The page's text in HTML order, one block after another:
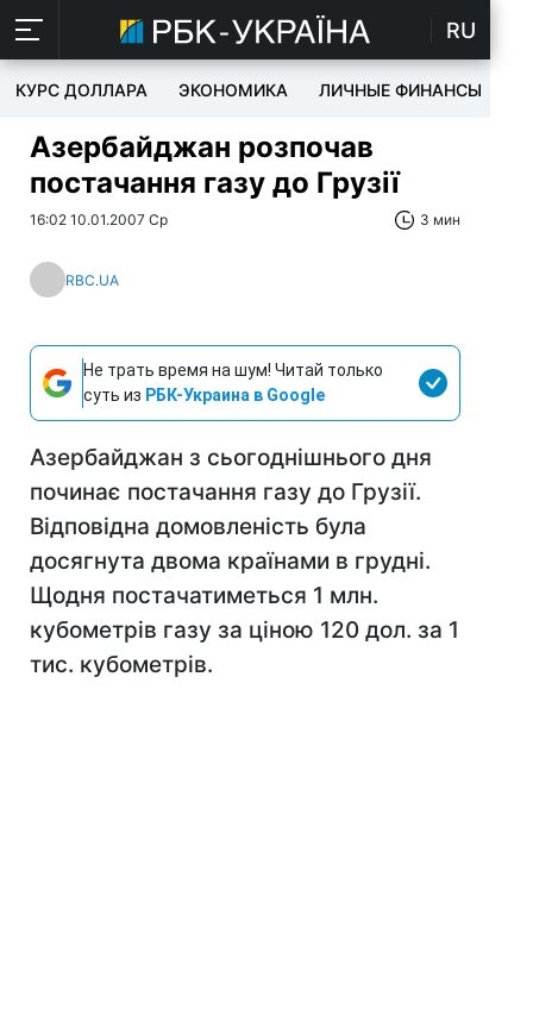
RU
КУРС ДОЛЛАРА ЭКОНОМИКА ЛИЧНЫЕ ФИНАНСЫ
Азербайджан розпочав
постачання газу до Грузії
16:02 10.01.2007 Ср 3 мин
RBC.UA
Не трать время на шум! Читай только
суть из РБК-Украина в Google
Азербайджан з сьогоднішнього дня
починає постачання газу до Грузії.
Відповідна домовленість була
досягнута двома країнами в грудні.
Щодня постачатиметься 1 млн.
кубометрів газу за ціною 120 дол. за 1
тис. кубометрів.